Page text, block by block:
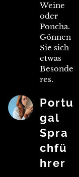
Weine
oder
Poncha.
Gönnen
Sie sich
etwas
Besonde
res.
Portu
gal
Spra
chfü
hrer